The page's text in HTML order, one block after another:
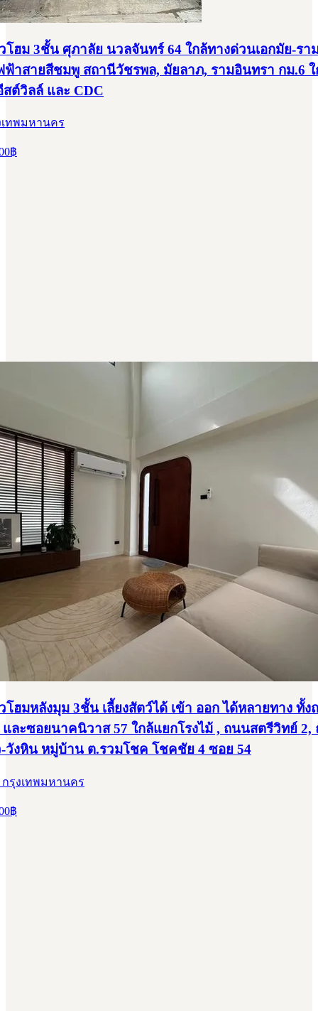
โฮม 3ชั้น ศุภาลัย นวลจันทร์ 64 ใกล้ทางด่วนเอกมัย-รา
ฟ้าสายสีชมพู สถานีวัชรพล, มัยลาภ, รามอินทรา กม.6 ใ
สต์วิลล์ และ CDC
เทพมหานคร
฿
โฮมหลังมุม 3ชั้น เลี้ยงสัตว์ได้ เข้า ออก ได้หลายทาง ทั้ง
ละซอยนาคนิวาส 57 ใกล้แยกโรงไม้ , ถนนสตรีวิทย์ 2,
วังหิน หมู่บ้าน ต.รวมโชค โชคชัย 4 ซอย 54
กรุงเทพมหานคร
฿